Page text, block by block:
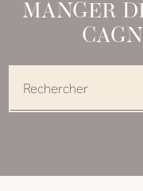
MANGER
Rechercher